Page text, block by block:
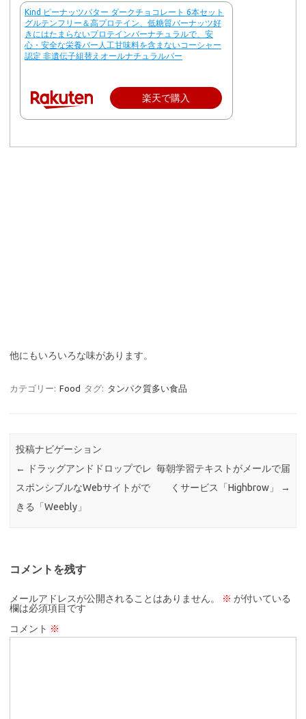
Kind ピーナッツバター ダークチョコレート 6本セット
グルテンフリー＆高プロテイン、低糖質バーナッツ好
きにはたまらないプロテインバーナチュラルで、安
心・安全な栄養バー人工甘味料を含まないコーシャー
認定 非遺伝子組替えオールナチュラルバー
楽天で購入
他にもいろいろな味があります。
カテゴリー: Food タグ: タンパク質多い食品
投稿ナビゲーション
←
ドラッグアンドドロップでレ
スポンシブルなWebサイトがで
きる「Weebly」
毎朝学習テキストがメールで届
くサービス「Highbrow」
→
コメントを残す
メールアドレスが公開されることはありません。 ※ が付いている
欄は必須項目です
コメント ※